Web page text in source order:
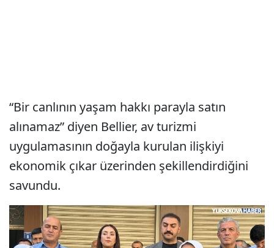
“Bir canlının yaşam hakkı parayla satın
alınamaz” diyen Bellier, av turizmi
uygulamasının doğayla kurulan ilişkiyi
ekonomik çıkar üzerinden şekillendirdiğini
savundu.